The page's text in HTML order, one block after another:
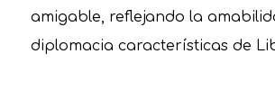
amigable, reflejando la
diplomacia características de